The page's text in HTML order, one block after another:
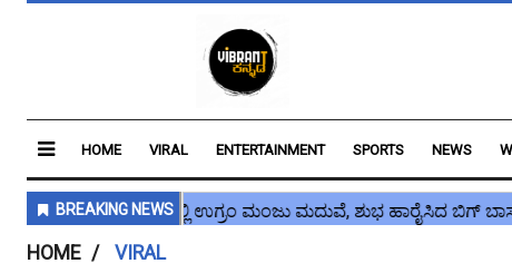
HOME VIRAL ENTERTAINMENT SPORTS NEWS
HOME VIRAL